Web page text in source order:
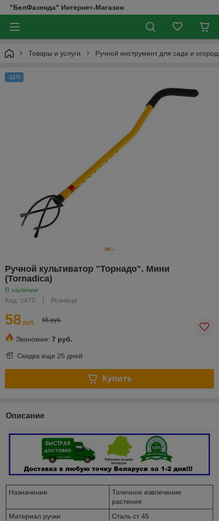
"БелФазенда" Интернет-Магазин
Товары и услуги Ручной инструмент для сада и
-11%
Ручной культиватор "Торнадо". Мини
(Tornadica)
В наличии
Код: с475
Розница
58 руб. 65 руб.
Экономия: 7 руб.
Скидка еще 25 дней
Купить
Описание
Назначение
Точечное извлечение
растения
Материал ручки
Сталь ст 45